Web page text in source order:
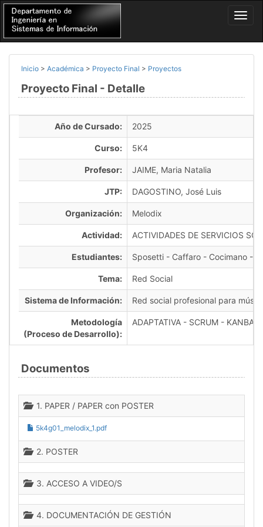
Inicio > Académica > Proyecto Final > Proyectos
Proyecto Final - Detalle
Año de Cursado: 2025
Curso: 5K4
Profesor: JAIME, Maria Natalia
JTP: DAGOSTINO, José Luis
Organización: Melodix
Actividad: ACTIVIDADES DE SERVICIOS
Estudiantes: Sposetti - Caffaro - Cocimano -
Tema: Red Social
Sistema de Información: Red social profesional para
Metodología
(Proceso de Desarrollo):
ADAPTATIVA - SCRUM - KANBAN
Documentos
1. PAPER / PAPER con POSTER
5k4g01_melodix_1.pdf
2. POSTER
3. ACCESO A VIDEO/S
4. DOCUMENTACIÓN DE GESTIÓN